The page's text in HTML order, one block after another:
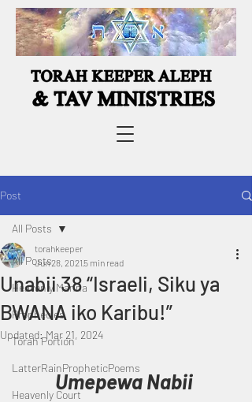
Post
All Posts
Heavenly Manna
Prophecies
Torah Portion
LatterRainPropheticPoems
Heavenly Court
All Posts
Unabii 38 “Israeli, Siku ya
BWANA iko Karibu!”
torahkeeper
Jun 28, 2021 5 min read
Updated:Mar 21, 2024
Umepewa Nabii